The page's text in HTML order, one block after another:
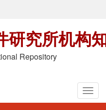
研究所机构
Repository